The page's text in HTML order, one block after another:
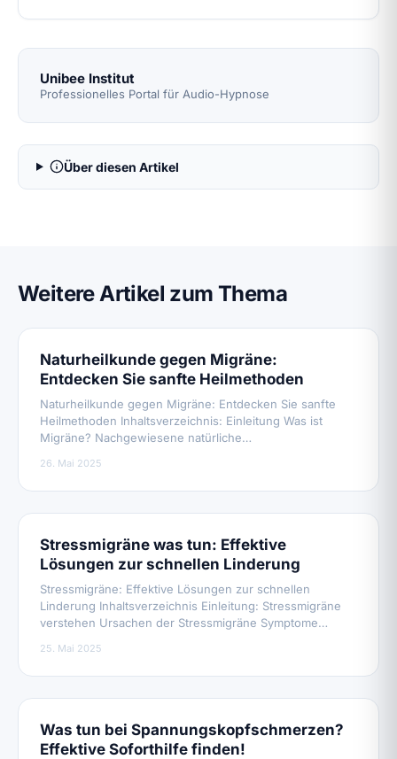
Unibee Institut
Professionelles Portal für Audio-Hypnose
Über diesen Artikel
Weitere Artikel zum Thema
Naturheilkunde gegen Migräne:
Entdecken Sie sanfte Heilmethoden
Naturheilkunde gegen Migräne: Entdecken Sie sanfte
Heilmethoden Inhaltsverzeichnis: Einleitung Was ist
Migräne? Nachgewiesene natürliche…
26. Mai 2025
Stressmigräne was tun: Effektive
Lösungen zur schnellen Linderung
Stressmigräne: Effektive Lösungen zur schnellen
Linderung Inhaltsverzeichnis Einleitung: Stressmigräne
verstehen Ursachen der Stressmigräne Symptome…
25. Mai 2025
Was tun bei Spannungskopfschmerzen?
Effektive Soforthilfe finden!